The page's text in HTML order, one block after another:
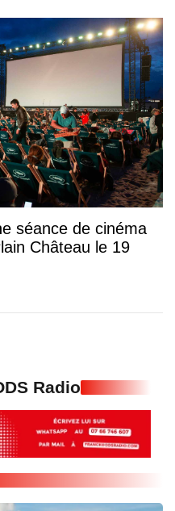
séance de cinéma
Château le 19
Radio